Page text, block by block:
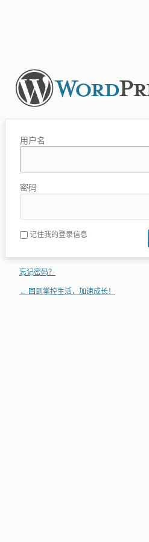
用户名
密码
记住我的登录信息
忘记密码？
← 回到掌控生活，加速成长！